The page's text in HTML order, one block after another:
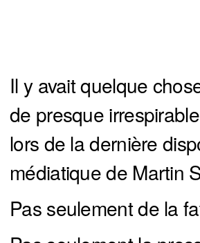
Il y avait quelque
de presque
lors de la dernière
médiatique de Martin
Pas seulement de la